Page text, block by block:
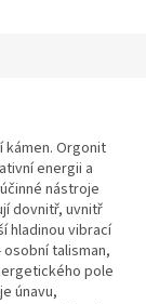
Orgonit
energii a
nástroje
dovnitř, uvnitř
hladinou vibrací
osobní talisman,
pole
únavu,